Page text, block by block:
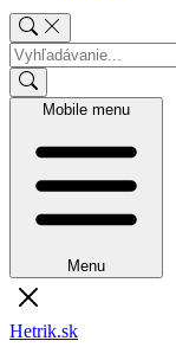
Mobile menu
Menu
Hetrik.sk